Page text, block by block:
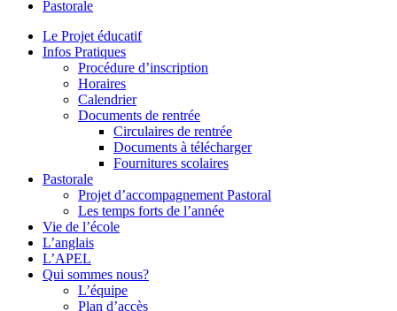
le
Pastorale
Le Projet éducatif
Infos Pratiques
Procédure d’inscription
Horaires
Calendrier
Documents de rentrée
Circulaires de rentrée
Documents à télécharger
Fournitures scolaires
Pastorale
Projet d’accompagnement Pastoral
Les temps forts de l’année
Vie de l’école
L’anglais
L’APEL
Qui sommes nous?
L’équipe
Plan d’accès